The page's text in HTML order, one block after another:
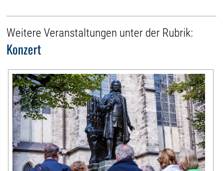
Weitere Veranstaltungen unter der Rubrik:
Konzert